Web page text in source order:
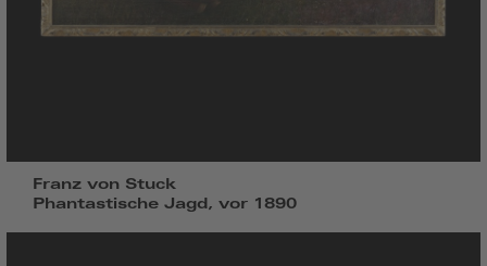
Franz von Stuck
Phantastische Jagd, vor 1890